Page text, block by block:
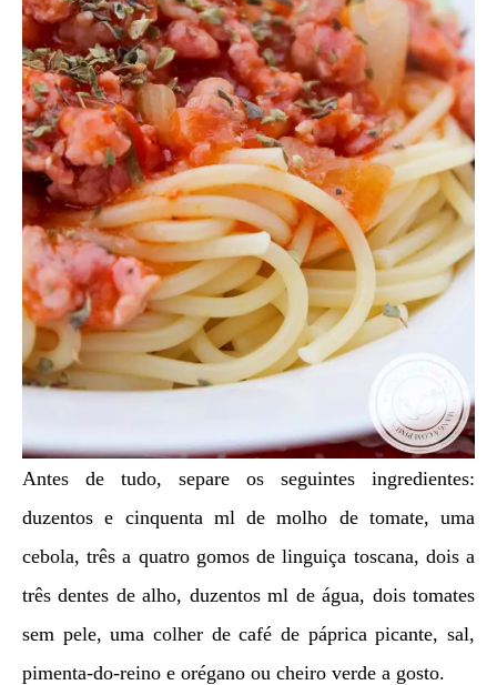
Antes de tudo, separe os seguintes ingredientes:
duzentos e cinquenta ml de molho de tomate, uma
cebola, três a quatro gomos de linguiça toscana, dois a
três dentes de alho, duzentos ml de água, dois tomates
sem pele, uma colher de café de páprica picante, sal,
pimenta-do-reino e orégano ou cheiro verde a gosto.